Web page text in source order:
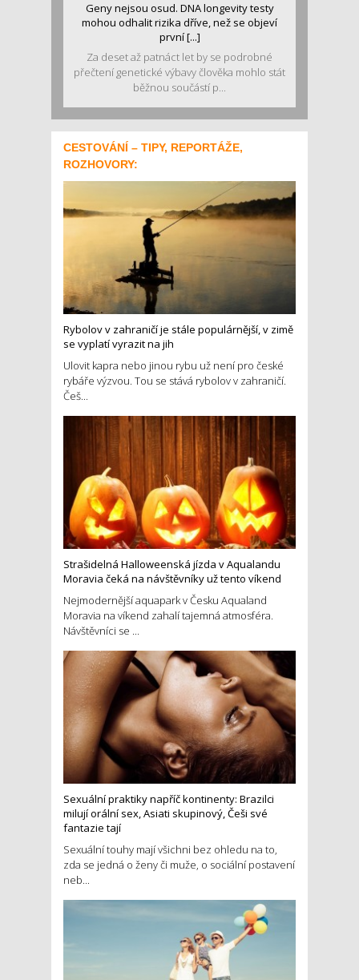
Geny nejsou osud. DNA longevity testy
mohou odhalit rizika dříve, než se objeví
první [...]
Za deset až patnáct let by se podrobné
přečtení genetické výbavy člověka mohlo stát
běžnou součástí p...
CESTOVÁNÍ – TIPY, REPORTÁŽE,
ROZHOVORY:
Rybolov v zahraničí je stále populárnější, v zimě
se vyplatí vyrazit na jih
Ulovit kapra nebo jinou rybu už není pro české
rybáře výzvou. Tou se stává rybolov v zahraničí.
Češ...
Strašidelná Halloweenská jízda v Aqualandu
Moravia čeká na návštěvníky už tento víkend
Nejmodernější aquapark v Česku Aqualand
Moravia na víkend zahalí tajemná atmosféra.
Návštěvníci se ...
Sexuální praktiky napříč kontinenty: Brazilci
milují orální sex, Asiati skupinový, Češi své
fantazie tají
Sexuální touhy mají všichni bez ohledu na to,
zda se jedná o ženy či muže, o sociální postavení
neb...